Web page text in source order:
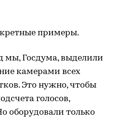
примеры.
мы, Госдума, выделили
камерами всех
Это нужно, чтобы
голосов,
оборудовали только